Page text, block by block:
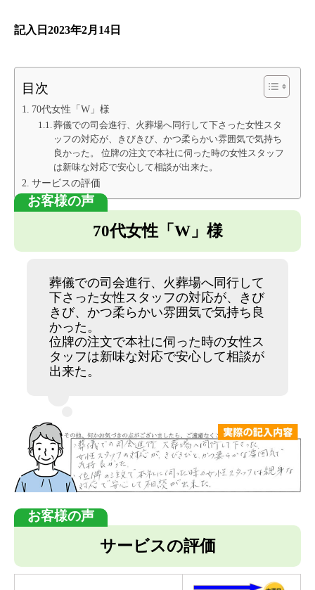
記入日2023年2月14日
目次
70代女性「W」様
葬儀での司会進行、火葬場へ同行して下さった女性スタ
ッフの対応が、きびきび、かつ柔らかい雰囲気で気持ち
良かった。 位牌の注文で本社に伺った時の女性スタッフ
は新味な対応で安心して相談が出来た。
サービスの評価
70代女性「W」様
葬儀での司会進行、火葬場へ同行して
下さった女性スタッフの対応が、きび
きび、かつ柔らかい雰囲気で気持ち良
かった。
位牌の注文で本社に伺った時の女性ス
タッフは新味な対応で安心して相談が
出来た。
サービスの評価